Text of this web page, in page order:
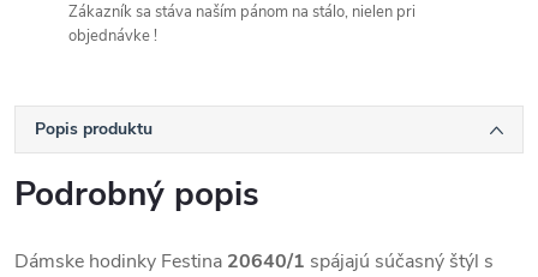
Zákazník sa stáva naším pánom na stálo, nielen pri
objednávke !
Popis produktu
Podrobný popis
Dámske hodinky Festina 20640/1 spájajú súčasný štýl s